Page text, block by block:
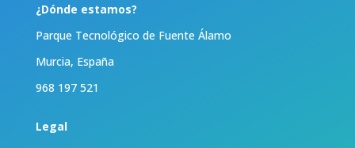
¿Dónde estamos?
Parque Tecnológico de Fuente Álamo
Murcia, España
968 197 521
Legal